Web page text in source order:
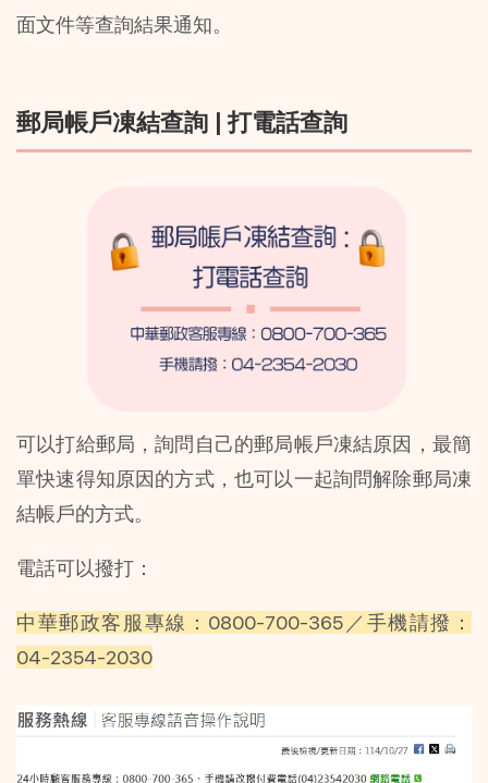
面文件等查詢結果通知。
郵局帳戶凍結查詢 | 打電話查詢
可以打給郵局，詢問自己的郵局帳戶凍結原因，最簡
單快速得知原因的方式，也可以一起詢問解除郵局凍
結帳戶的方式。
電話可以撥打：
中華郵政客服專線：0800-700-365／手機請撥：
04-2354-2030